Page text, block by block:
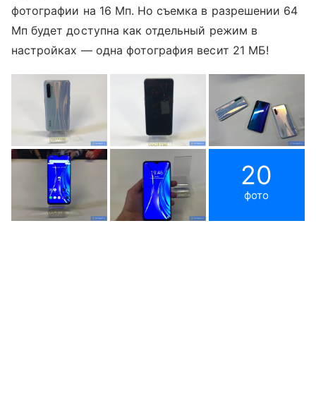
фотографии на 16 Мп. Но съемка в разрешении 64
Мп будет доступна как отдельный режим в
настройках — одна фотография весит 21 МБ!
20
фото